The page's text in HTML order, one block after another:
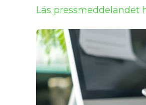
Läs pressmeddelandet